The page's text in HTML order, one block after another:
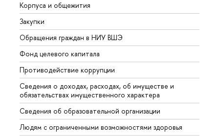
Корпуса и общежития
Закупки
Обращения граждан в НИУ ВШЭ
Фонд целевого капитала
Противодействие коррупции
Сведения о доходах, расходах, об имуществе и
обязательствах имущественного характера
Сведения об образовательной организации
Людям с ограниченными возможностями здоровья